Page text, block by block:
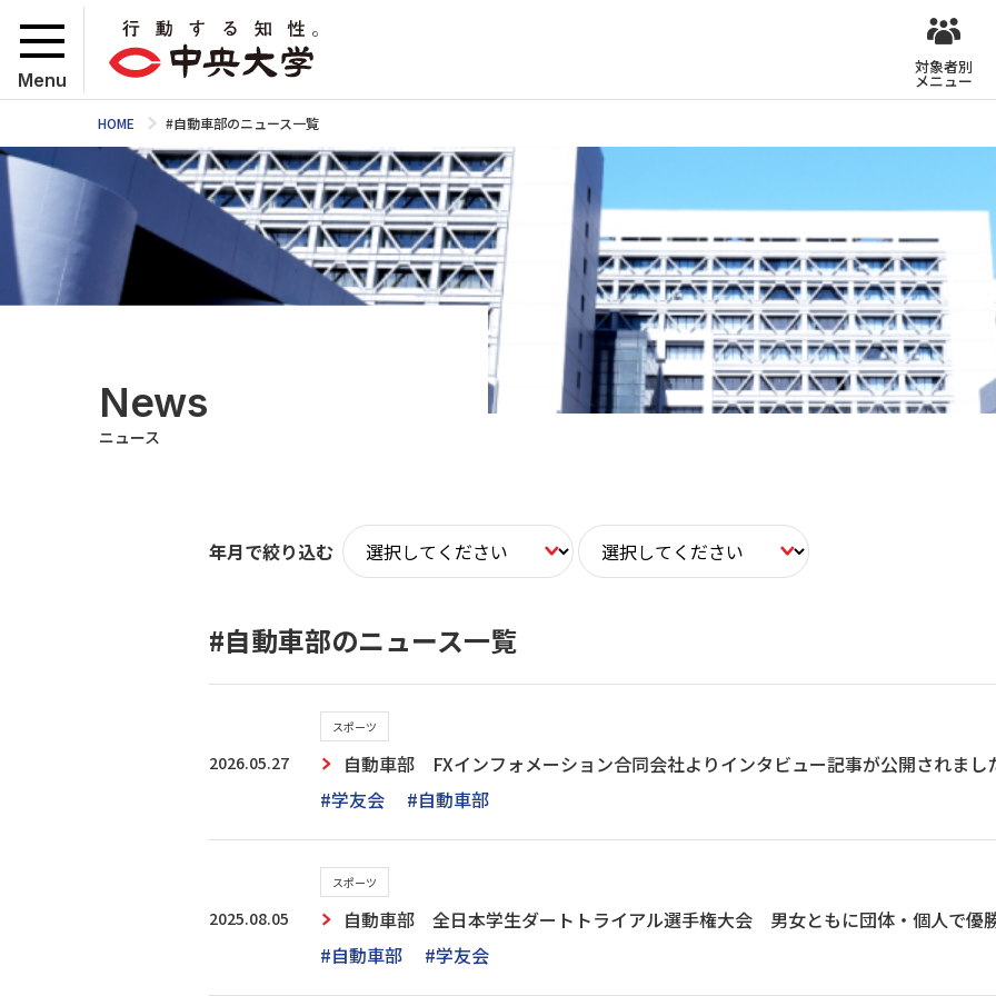
Menu
対象者別
メニュー
HOME #自動車部のニュース一覧
News
ニュース
年月で絞り込む
#自動車部のニュース一覧
2026.05.27
スポーツ
自動車部 FXインフォメーション合同会社よりインタビュー記事が公開されまし
#学友会
#自動車部
2025.08.05
スポーツ
自動車部 全日本学生ダートトライアル選手権大会 男女ともに団体・個人で優
#自動車部
#学友会